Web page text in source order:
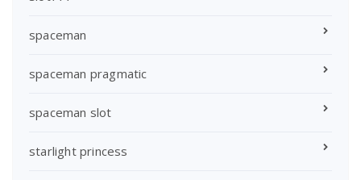
spaceman
spaceman pragmatic
spaceman slot
starlight princess